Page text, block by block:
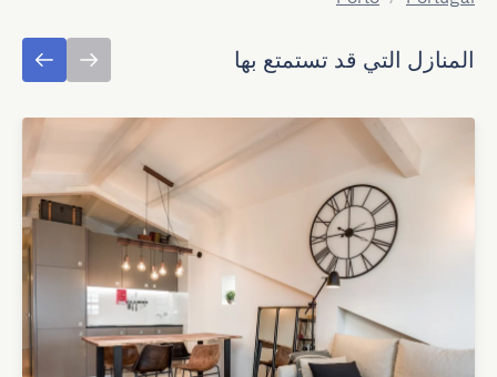
المنازل التي قد تستمتع بها